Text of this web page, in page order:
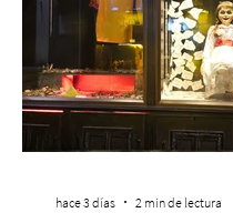
hace 3 días 2 min de lectura